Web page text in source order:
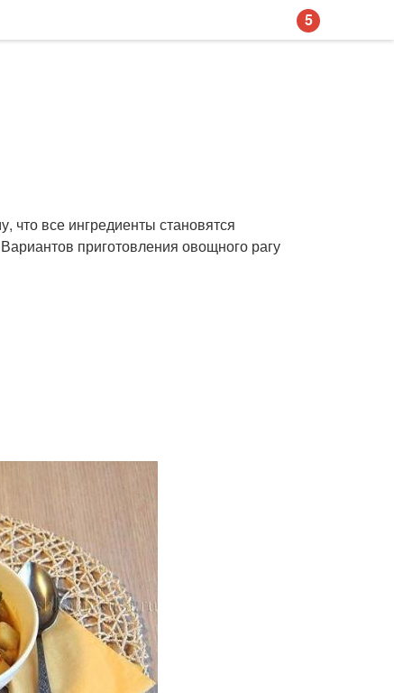
все ингредиенты становятся
приготовления овощного рагу
5